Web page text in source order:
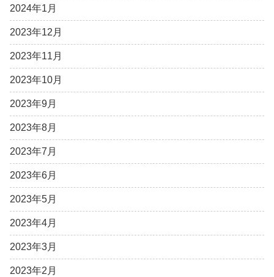
2024年1月
2023年12月
2023年11月
2023年10月
2023年9月
2023年8月
2023年7月
2023年6月
2023年5月
2023年4月
2023年3月
2023年2月